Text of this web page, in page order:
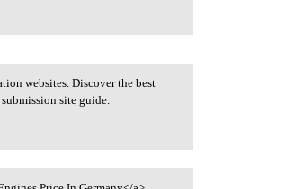
websites. Discover the best
site guide.